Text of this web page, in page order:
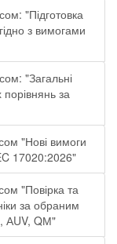
"Підготовка
з вимогами
"Загальні
за
"Нові вимоги
17020:2026"
"Повірка та
за обраним
АUV, QМ"